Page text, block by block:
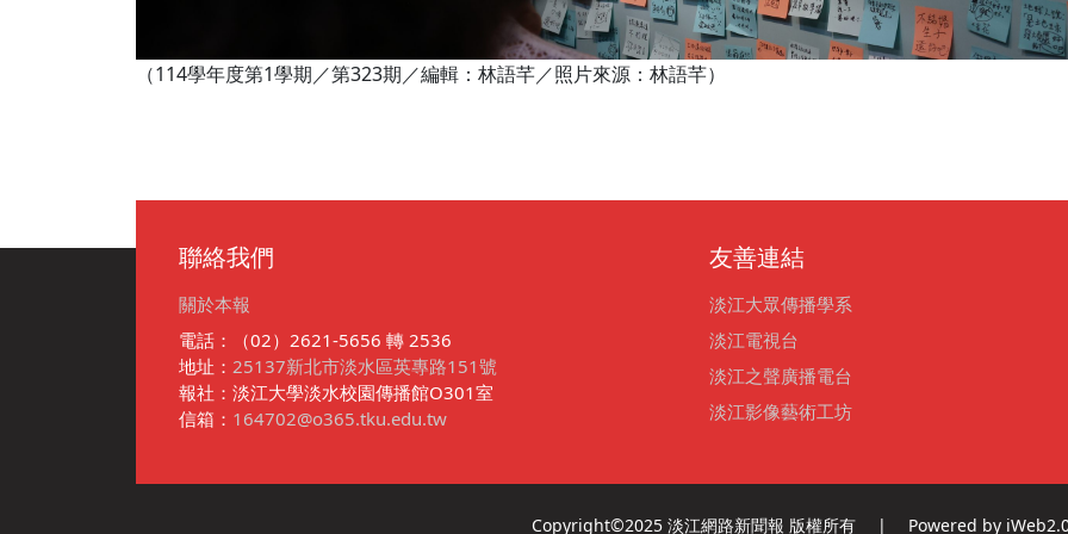
（114學年度第1學期／第323期／編輯：林語芊／照片來源：林語芊）
聯絡我們
關於本報
電話：（02）2621-5656 轉 2536
地址： 25137新北市淡水區英專路151號
報社：淡江大學淡水校園傳播館O301室
信箱： 164702@o365.tku.edu.tw
友善連結
淡江大眾傳播學系
淡江電視台
淡江之聲廣播電台
淡江影像藝術工坊
Copyright©2025 淡江網路新聞報 版權所有 | Powered by